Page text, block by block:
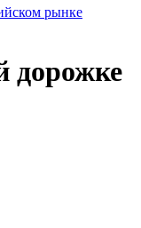
дорожке